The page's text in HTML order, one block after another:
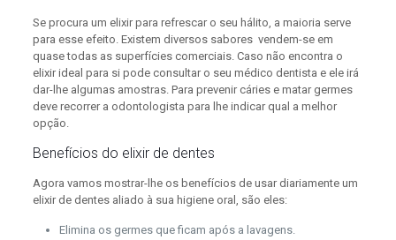
Se procura um elixir para refrescar o seu hálito, a maioria serve
para esse efeito. Existem diversos sabores vendem-se em
quase todas as superfícies comerciais. Caso não encontra o
elixir ideal para si pode consultar o seu médico dentista e ele irá
dar-lhe algumas amostras. Para prevenir cáries e matar germes
deve recorrer a odontologista para lhe indicar qual a melhor
opção.
Benefícios do elixir de dentes
Agora vamos mostrar-lhe os benefícios de usar diariamente um
elixir de dentes aliado à sua higiene oral, são eles:
Elimina os germes que ficam após a lavagens.